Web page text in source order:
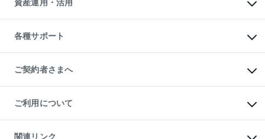
投資用不動産の売却査定
事業用不動産の売却査定
不動産相場・不動産価格情報
不動産コラム・ニュース
不動産用語集
不動産なんでもネット相談室
住まいの税金
L`GENTE（ルジェンテ）
区分リノベーションマンション
投資用一棟レジデンスWELL
不動産小口投資
LEGACIA（レガシア）
資産運用・活用
不動産M&A
アセットマネジメント・出資
各種サポート
相続サポート
リフォームサポート
ご契約者さまへ
ご紹介・再契約特典
入居者様専用-各種ご案内（賃貸）
東急こすもす会「こすもすWeb」
ご利用について
金融商品取引について
関連リンク